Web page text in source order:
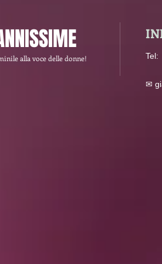
alla voce delle donne! ​Tel:
✉